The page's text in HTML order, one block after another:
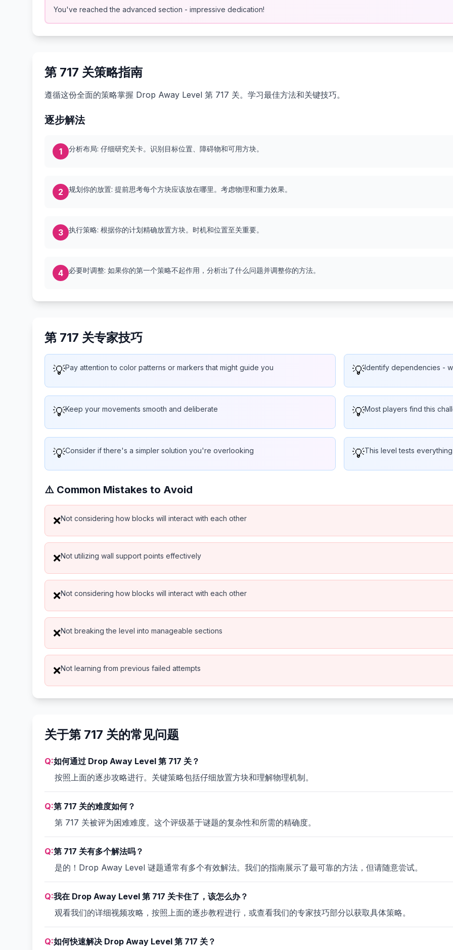
You've reached the advanced section - impressive dedication!
第 717 关策略指南
遵循这份全面的策略掌握 Drop Away Level 第 717 关。学习最佳方法和关键技巧。
逐步解法
1 分析布局: 仔细研究关卡。识别目标位置、障碍物和可用方块。
2 规划你的放置: 提前思考每个方块应该放在哪里。考虑物理和重力效果。
3 执行策略: 根据你的计划精确放置方块。时机和位置至关重要。
4 必要时调整: 如果你的第一个策略不起作用，分析出了什么问题并调整你的方法。
第 717 关专家技巧
💡Pay attention to color patterns or markers that might guide you 💡Identify dependencies -
💡Keep your movements smooth and deliberate 💡Most players find this
💡Consider if there's a simpler solution you're overlooking 💡This level tests
⚠️ Common Mistakes to Avoid
❌Not considering how blocks will interact with each other
❌Not utilizing wall support points effectively
❌Not considering how blocks will interact with each other
❌Not breaking the level into manageable sections
❌Not learning from previous failed attempts
关于第 717 关的常见问题
Q:如何通过 Drop Away Level 第 717 关？
按照上面的逐步攻略进行。关键策略包括仔细放置方块和理解物理机制。
Q:第 717 关的难度如何？
第 717 关被评为困难难度。这个评级基于谜题的复杂性和所需的精确度。
Q:第 717 关有多个解法吗？
是的！Drop Away Level 谜题通常有多个有效解法。我们的指南展示了最可靠的方法，但请随意尝试。
Q:我在 Drop Away Level 第 717 关卡住了，该怎么办？
观看我们的详细视频攻略，按照上面的逐步教程进行，或查看我们的专家技巧部分以获取具体策略。
Q:如何快速解决 Drop Away Level 第 717 关？